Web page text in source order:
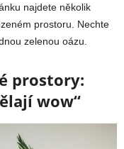
najdete několik
prostoru. Nechte
zelenou oázu.
prostory:
wow“